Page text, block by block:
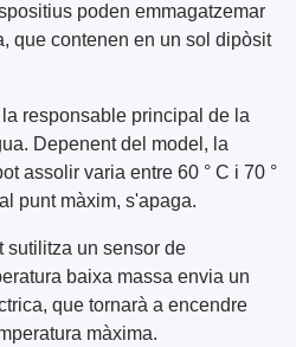
poden emmagatzemar
que contenen en un sol dipòsit
responsable principal de la
Depenent del model, la
assolir varia entre 60 ° C i 70 °
punt màxim, s'apaga.
sutilitza un sensor de
baixa massa envia un
que tornarà a encendre
màxima.